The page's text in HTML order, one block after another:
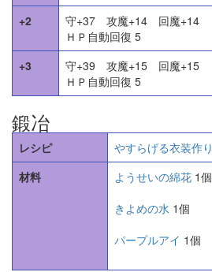
+2
守+37 攻魔+14 回魔+14
ＨＰ自動回復 5
+3
守+39 攻魔+15 回魔+15
ＨＰ自動回復 5
鍛冶
レシピ
やすらげる衣装作り
材料
ようせいの綿花 1個
きよめの水 1個
パープルアイ 1個